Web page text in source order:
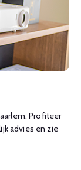
Profiteer
advies en zie